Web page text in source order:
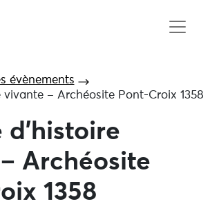
évènements
vivante – Archéosite Pont-Croix 1358
d’histoire
Archéosite
1358